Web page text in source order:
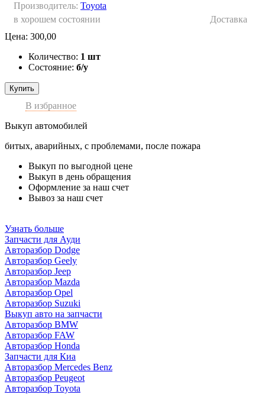
Производитель: Toyota
в хорошем состоянии
Доставка
Цена: 300,00
Количество: 1 шт
Состояние: б/у
Купить
В избранное
Выкуп автомобилей
битых, аварийных, с проблемами, после пожара
Выкуп по выгодной цене
Выкуп в день обращения
Оформление за наш счет
Вывоз за наш счет
Узнать больше
Запчасти для Ауди
Авторазбор Dodge
Авторазбор Geely
Авторазбор Jeep
Авторазбор Mazda
Авторазбор Opel
Авторазбор Suzuki
Выкуп авто на запчасти
Авторазбор BMW
Авторазбор FAW
Авторазбор Honda
Запчасти для Киа
Авторазбор Mercedes Benz
Авторазбор Peugeot
Авторазбор Toyota